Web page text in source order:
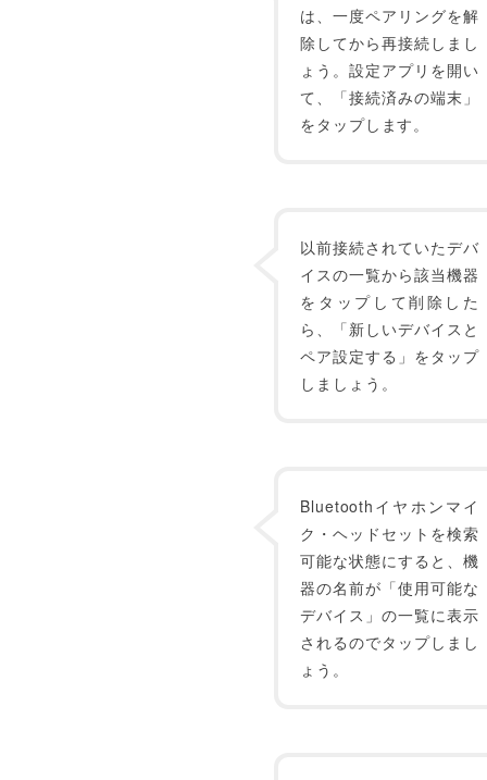
は、一度ペアリングを解
除してから再接続しまし
ょう。設定アプリを開い
て、「接続済みの端末」
をタップします。
以前接続されていたデバ
イスの一覧から該当機器
をタップして削除した
ら、「新しいデバイスと
ペア設定する」をタップ
しましょう。
Bluetoothイヤホンマイ
ク・ヘッドセットを検索
可能な状態にすると、機
器の名前が「使用可能な
デバイス」の一覧に表示
されるのでタップしまし
ょう。